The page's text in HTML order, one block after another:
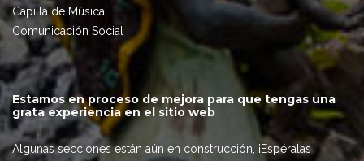
Capilla de Música
Comunicación Social
Estamos en proceso de mejora para que tengas una
grata experiencia en el sitio web
Algunas secciones están aún en construcción, ¡Espéralas